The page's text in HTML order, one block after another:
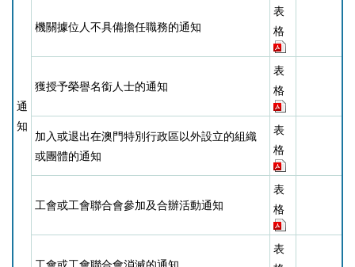
通
知
機關據位人不具備擔任職務的通知
表
格
獲授予榮譽名銜人士的通知
表
格
加入或退出在澳門特別行政區以外設立的組織
或團體的通知
表
格
工會或工會聯合會參加及合辦活動通知
表
格
表